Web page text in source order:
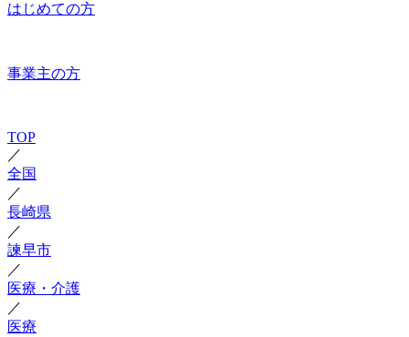
はじめての方
事業主の方
TOP
／
全国
／
長崎県
／
諫早市
／
医療・介護
／
医療